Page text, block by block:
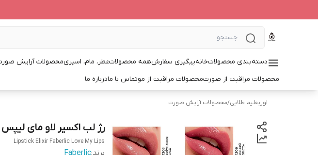
دسته‌بندی محصولاتخانهپیگیری سفارشهمه محصولاتعطر، مام، اسپریمحصولات آرایش
محصولات مراقبت از صورتمحصولات مراقبت از موتماس با مادرباره ما
اوریفلیم طلایی/محصولات آرایش صورت
رژ لب اکسیر لاو مای لیپس
Lipstick Elixir Faberlic Love My Lips
برند:Faberlic